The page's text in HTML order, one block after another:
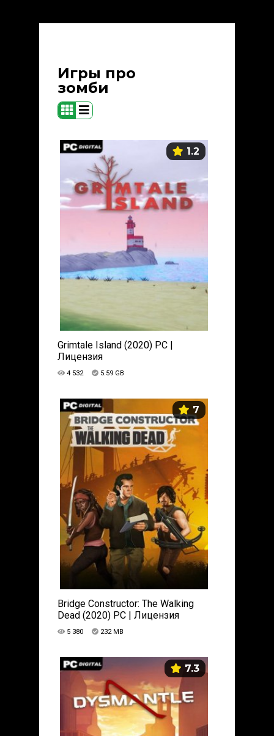
Игры про
зомби
1.2
Grimtale Island (2020) PC |
Лицензия
4 532 5.59 GB
7
Bridge Constructor: The Walking
Dead (2020) PC | Лицензия
5 380 232 MB
7.3